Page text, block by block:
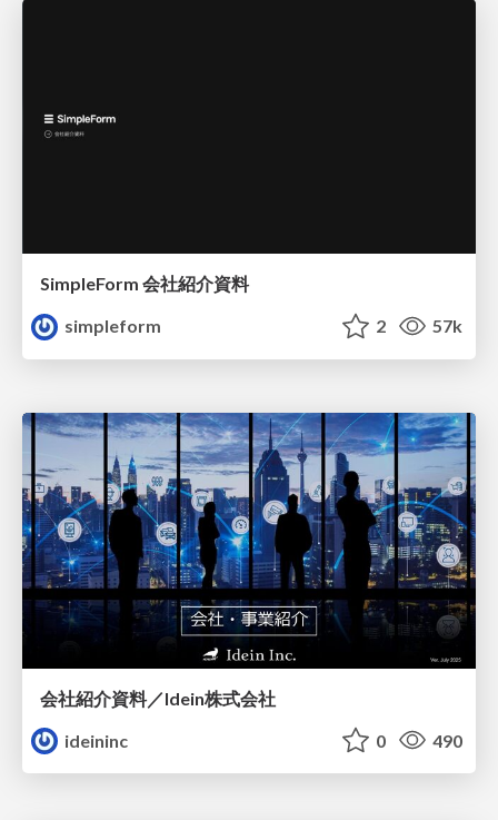
SimpleForm 会社紹介資料
simpleform
2 57k
会社紹介資料／Idein株式会社
ideininc
0 490